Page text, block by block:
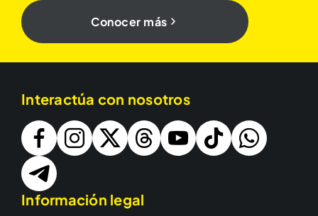
Conocer más
Interactúa con nosotros
Información legal